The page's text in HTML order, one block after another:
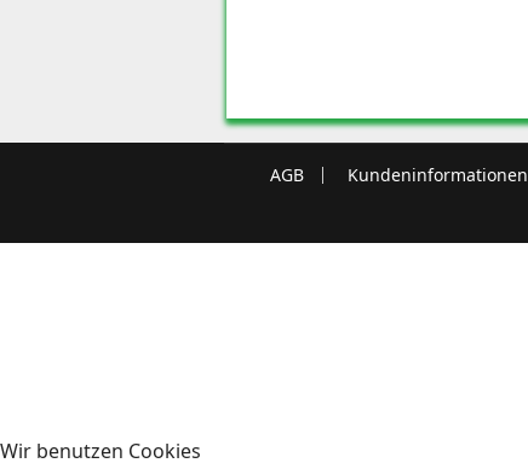
AGB Kundeninformationen
Wir benutzen Cookies